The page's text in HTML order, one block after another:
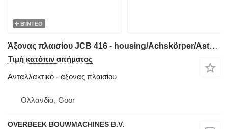
ΒΊΝΤΕΟ
Άξονας πλαισίου JCB 416 - housing/Achskörper/Astrechter
Τιμή κατόπιν αιτήματος
Ανταλλακτικό - άξονας πλαισίου
Ολλανδία, Goor
OVERBEEK BOUWMACHINES B.V.